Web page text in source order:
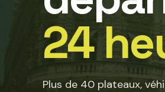
24
Plus de 40 plateaux,